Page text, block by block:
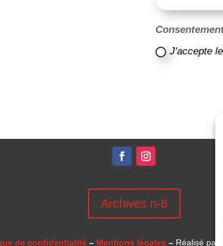
J'accepte
Archives n-6
de confidentialité– Mentions légales – Réalisé par